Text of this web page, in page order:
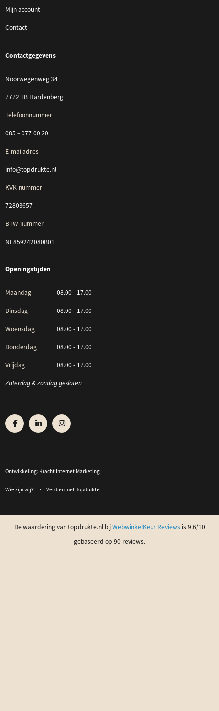
Mijn account
Contact
Contactgegevens
Noorwegenweg 34
7772 TB Hardenberg
Telefoonnummer
085 – 077 00 20
E-mailadres
info@topdrukte.nl
KVK-nummer
72803657
BTW-nummer
NL859242080B01
Openingstijden
Maandag 08.00 - 17.00
Dinsdag 08.00 - 17.00
Woensdag 08.00 - 17.00
Donderdag 08.00 - 17.00
Vrijdag 08.00 - 17.00
Zaterdag & zondag gesloten
Ontwikkeling: Kracht Internet Marketing
Wie zijn wij? Verdien met Topdrukte
De waardering van topdrukte.nl bijWebwinkelKeur Reviewsis 9.6/10
gebaseerd op 90 reviews.